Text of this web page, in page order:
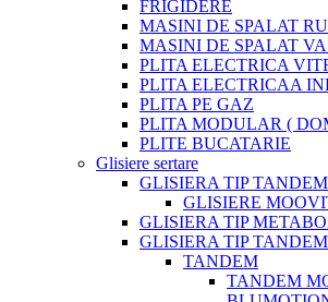
FRIGIDERE
MASINI DE SPALAT
MASINI DE SPALAT
PLITA ELECTRICA
PLITA ELECTRICAA
PLITA PE GAZ
PLITA MODULAR (
PLITE BUCATARIE
Glisiere sertare
GLISIERA TIP
GLISIERE
GLISIERA TIP
GLISIERA TIP TANDEM
TANDEM
TANDEM